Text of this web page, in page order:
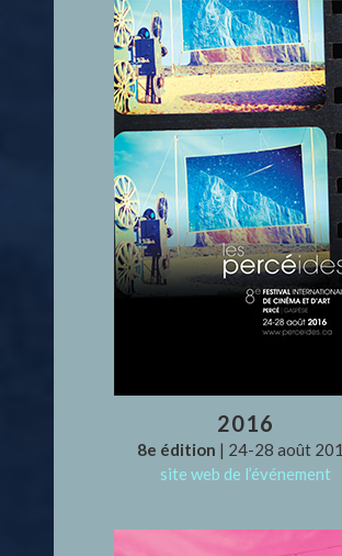
2016
8e édition | 24-28 août
site web de l’événement